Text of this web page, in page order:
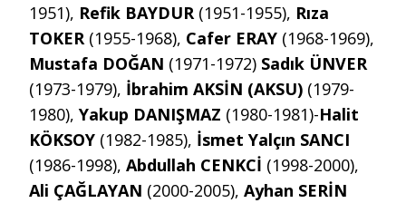
1951), Refik BAYDUR (1951-1955), Rıza
TOKER (1955-1968), Cafer ERAY (1968-1969),
Mustafa DOĞAN (1971-1972) Sadık ÜNVER
(1973-1979), İbrahim AKSİN (AKSU) (1979-
1980), Yakup DANIŞMAZ (1980-1981)-Halit
KÖKSOY (1982-1985), İsmet Yalçın SANCI
(1986-1998), Abdullah CENKCİ (1998-2000),
Ali ÇAĞLAYAN (2000-2005), Ayhan SERİN